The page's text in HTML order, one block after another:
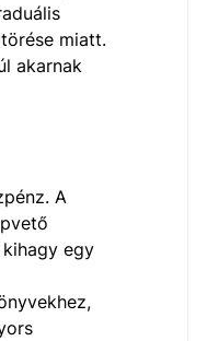
miatt.
akarnak
A
egy